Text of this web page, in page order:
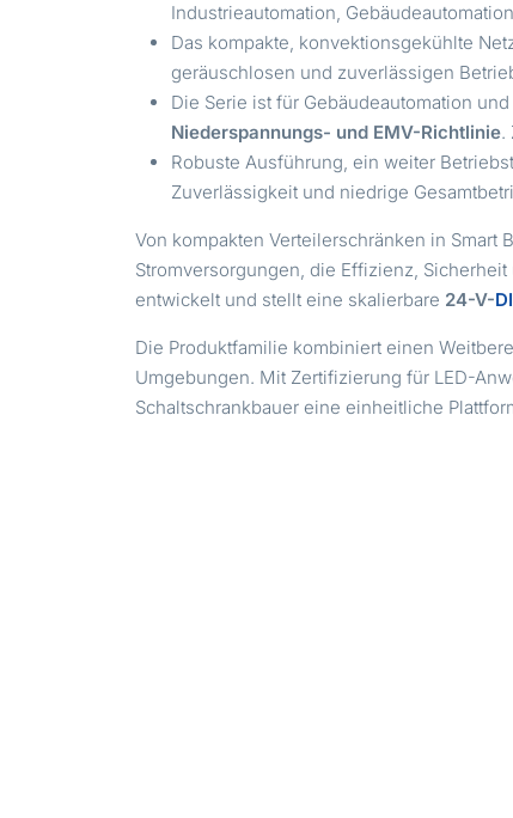
Industrieautomation,
Das kompakte, konvektionsgekühlte
geräuschlosen und zuverlässigen
Die Serie ist für Gebäudeautomation
Niederspannungs- und EMV-Richtlinie.
Robuste Ausführung, ein weiter
Zuverlässigkeit und niedrige
Von kompakten Verteilerschränken in
Stromversorgungen, die Effizienz,
entwickelt und stellt eine skalierbare 24-V-
Die Produktfamilie kombiniert einen
Umgebungen. Mit Zertifizierung für LED-
Schaltschrankbauer eine einheitliche